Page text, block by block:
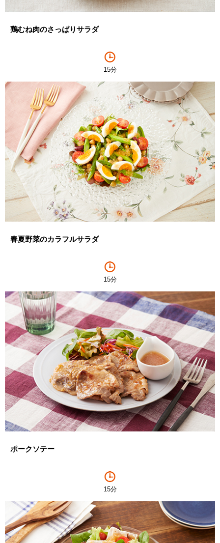
鶏むね肉のさっぱりサラダ
15分
春夏野菜のカラフルサラダ
15分
ポークソテー
15分